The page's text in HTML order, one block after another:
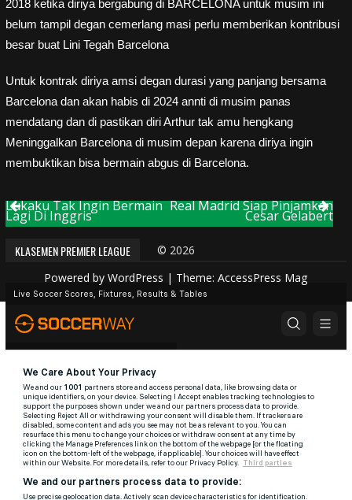
2018 ketika diriya bergabung di BARCELONA untuk musim ini
belum tampil degan cemerlang masi perlu memberikan kontribusi
besar buat Lini Tegah Barcelona
Untuk kontrak diriya amsi degan durasi yang panjang bersama
Barcelona dan akan habis di 2024 annti di musim panas
mendatang dan di pastikan diri Arthur tak amu hengkang
Meninggalkan Barcelona di musim depan karena diriya ingin
membuktikan bisa bermain abgus di Barcelona.
Post
navigation
Lukaku Tak Ingin Bermain
Lagi Di Inggris
Real Madrid Siap Pinjamkan
Cesar Gelabert
KLASEMEN PREMIER LEAGUE
© 2026
Powered byWordPress | Theme:AccessPress Mag